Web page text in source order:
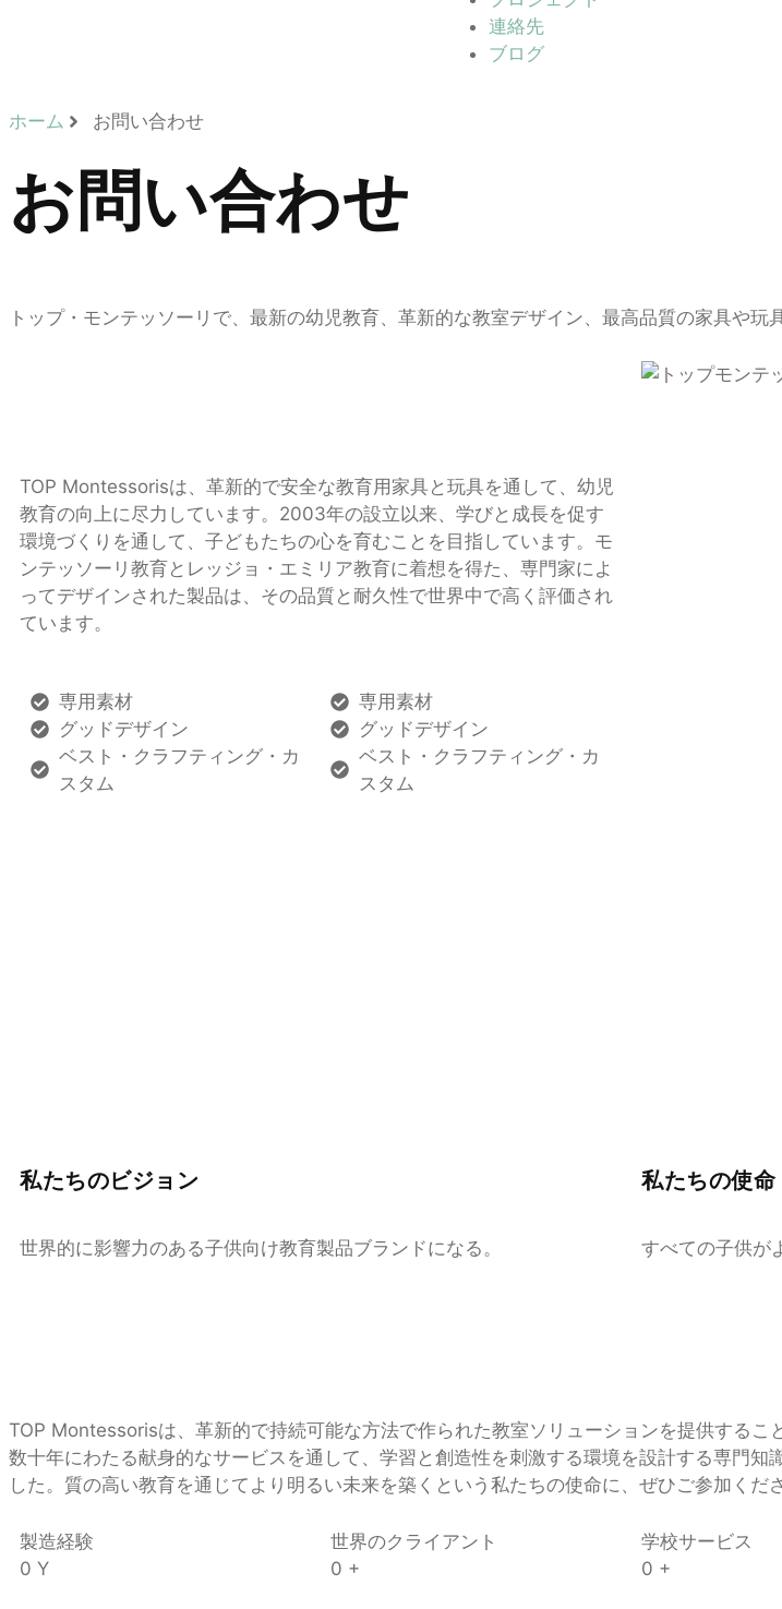
連絡先
ブログ
ホーム お問い合わせ
お問い合わせ
トップ・モンテッソーリで、最新の幼児教育、革新的な教室デザイン、最高品質の家具や玩
TOP Montessorisは、革新的で安全な教育用家具と玩具を通して、幼児
教育の向上に尽力しています。2003年の設立以来、学びと成長を促す
環境づくりを通して、子どもたちの心を育むことを目指しています。モ
ンテッソーリ教育とレッジョ・エミリア教育に着想を得た、専門家によ
ってデザインされた製品は、その品質と耐久性で世界中で高く評価され
ています。
専用素材
グッドデザイン
ベスト・クラフティング・カ
スタム
専用素材
グッドデザイン
ベスト・クラフティング・カ
スタム
私たちのビジョン
世界的に影響力のある子供向け教育製品ブランドになる。
私たちの使命
すべての子供が
TOP Montessorisは、革新的で持続可能な方法で作られた教室ソリューションを提供するこ
数十年にわたる献身的なサービスを通して、学習と創造性を刺激する環境を設計する専門知
した。質の高い教育を通じてより明るい未来を築くという私たちの使命に、ぜひご参加くださ
製造経験
0 Y
世界のクライアント
0 +
学校サービス
0 +